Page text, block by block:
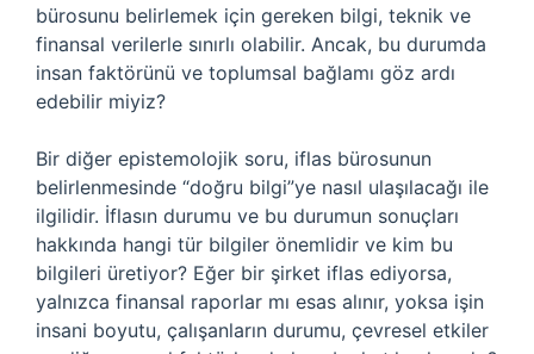
bürosunu belirlemek için gereken bilgi, teknik ve
finansal verilerle sınırlı olabilir. Ancak, bu durumda
insan faktörünü ve toplumsal bağlamı göz ardı
edebilir miyiz?
Bir diğer epistemolojik soru, iflas bürosunun
belirlenmesinde “doğru bilgi”ye nasıl ulaşılacağı ile
ilgilidir. İflasın durumu ve bu durumun sonuçları
hakkında hangi tür bilgiler önemlidir ve kim bu
bilgileri üretiyor? Eğer bir şirket iflas ediyorsa,
yalnızca finansal raporlar mı esas alınır, yoksa işin
insani boyutu, çalışanların durumu, çevresel etkiler